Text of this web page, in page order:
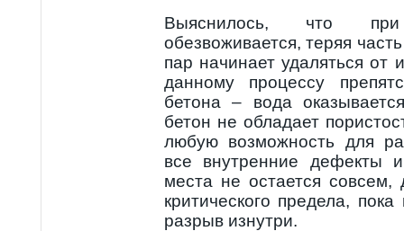
Выяснилось, что
обезвоживается, теряя
пар начинает удаляться от
данному процессу
бетона – вода
бетон не обладает
любую возможность для
все внутренние дефекты
места не остается совсем,
критического предела,
разрыв изнутри.